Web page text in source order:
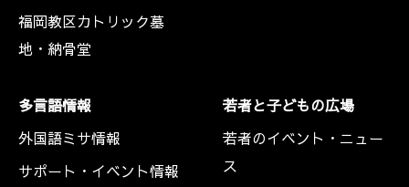
福岡教区カトリック墓
地・納骨堂
多言語情報
外国語ミサ情報
サポート・イベント情報
若者と子どもの広場
若者のイベント・ニュー
ス